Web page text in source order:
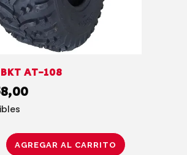
AT-108
AGREGAR AL CARRITO